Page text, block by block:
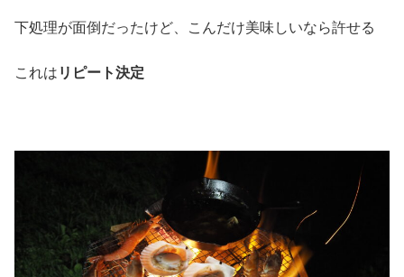
下処理が面倒だったけど、こんだけ美味しいなら許せる
これはリピート決定